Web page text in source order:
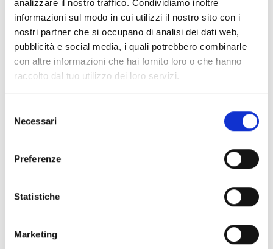
analizzare il nostro traffico. Condividiamo inoltre
informazioni sul modo in cui utilizzi il nostro sito con i
nostri partner che si occupano di analisi dei dati web,
pubblicità e social media, i quali potrebbero combinarle
con altre informazioni che hai fornito loro o che hanno
raccolto dal tuo utilizzo dei loro servizi.
delNecessari
Preferenze
Statistiche
Marketing
scaricare GPX
V
Monastero